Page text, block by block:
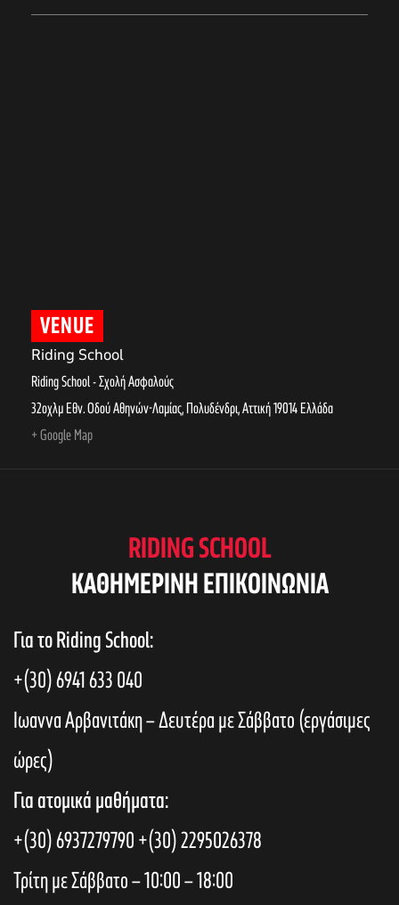
VENUE
Riding School
Riding School - Σχολή Ασφαλούς
32οχλμ Εθν. Οδού Αθηνών-Λαμίας, Πολυδένδρι,Αττική19014Ελλάδα
+ Google Map
RIDING SCHOOL
KAΘΗΜΕΡΙΝΗ ΕΠΙΚΟΙΝΩΝΙΑ
Για το Riding School:
+(30) 6941 633 040
Ιωαννα Αρβανιτάκη – Δευτέρα με Σάββατο (εργάσιμες
ώρες)
Για ατομικά μαθήματα:
+(30) 6937279790+(30) 2295026378
Τρίτη με Σάββατο – 10:00 – 18:00